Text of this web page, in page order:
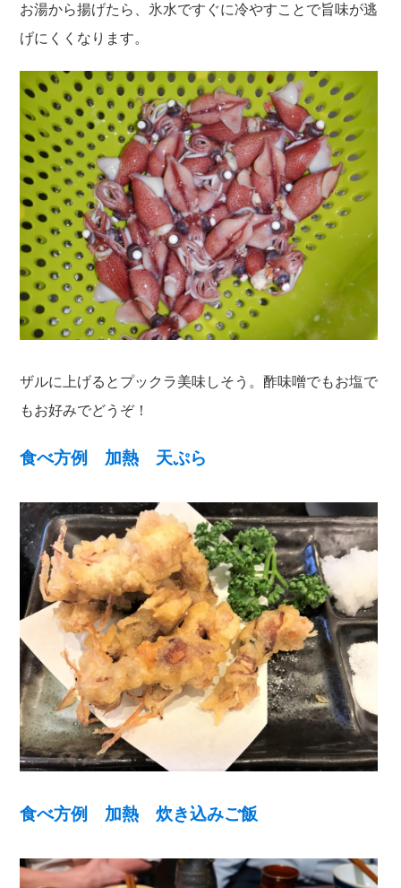
お湯から揚げたら、氷水ですぐに冷やすことで旨味が逃
げにくくなります。
ザルに上げるとプックラ美味しそう。酢味噌でもお塩で
もお好みでどうぞ！
食べ方例 加熱 天ぷら
食べ方例 加熱 炊き込みご飯